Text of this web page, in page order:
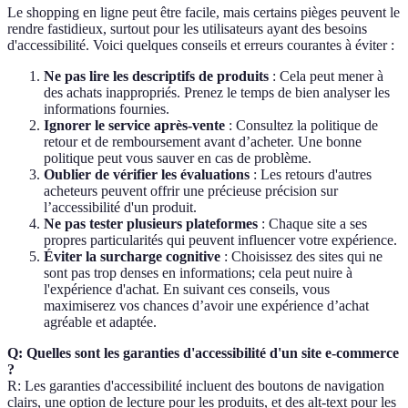
Le shopping en ligne peut être facile, mais certains pièges peuvent le
rendre fastidieux, surtout pour les utilisateurs ayant des besoins
d'accessibilité. Voici quelques conseils et erreurs courantes à éviter :
Ne pas lire les descriptifs de produits : Cela peut mener à
des achats inappropriés. Prenez le temps de bien analyser les
informations fournies.
Ignorer le service après-vente : Consultez la politique de
retour et de remboursement avant d’acheter. Une bonne
politique peut vous sauver en cas de problème.
Oublier de vérifier les évaluations : Les retours d'autres
acheteurs peuvent offrir une précieuse précision sur
l’accessibilité d'un produit.
Ne pas tester plusieurs plateformes : Chaque site a ses
propres particularités qui peuvent influencer votre expérience.
Éviter la surcharge cognitive : Choisissez des sites qui ne
sont pas trop denses en informations; cela peut nuire à
l'expérience d'achat. En suivant ces conseils, vous
maximiserez vos chances d’avoir une expérience d’achat
agréable et adaptée.
Q: Quelles sont les garanties d'accessibilité d'un site e-commerce
?
R: Les garanties d'accessibilité incluent des boutons de navigation
clairs, une option de lecture pour les produits, et des alt-text pour les